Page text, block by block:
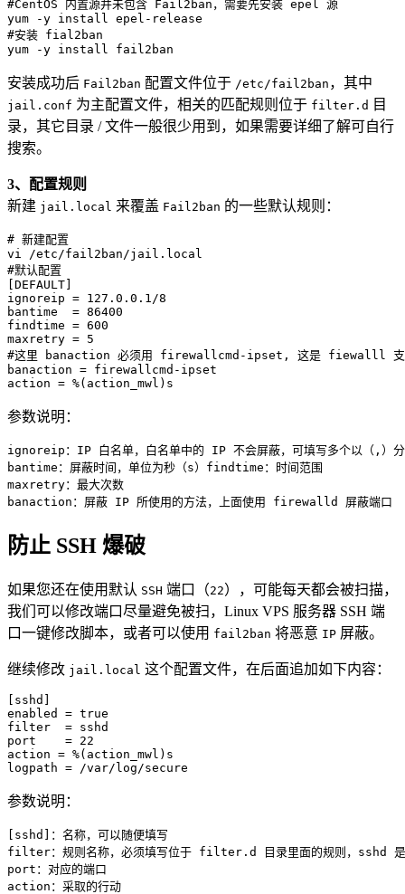
#CentOS 内置源并未包含 Fail2ban，需要先安装 epel 源
yum -y install epel-release
#安装 fial2ban
yum -y install fail2ban
安装成功后 Fail2ban 配置文件位于 /etc/fail2ban ，其中
jail.conf 为主配置文件，相关的匹配规则位于 filter.d 目
录，其它目录 / 文件一般很少用到，如果需要详细了解可自行
搜索。
3、配置规则
新建 jail.local 来覆盖 Fail2ban 的一些默认规则：
# 新建配置
vi /etc/fail2ban/jail.local
#默认配置
[DEFAULT]
ignoreip = 127.0.0.1/8
bantime  = 86400
findtime = 600
maxretry = 5
#这里 banaction 必须用 firewallcmd-ipset, 这是 fiewalll 支持
banaction = firewallcmd-ipset
action = %(action_mwl)s
参数说明：
ignoreip：IP 白名单，白名单中的 IP 不会屏蔽，可填写多个以（,）
bantime：屏蔽时间，单位为秒（s）findtime：时间范围
maxretry：最大次数
banaction：屏蔽 IP 所使用的方法，上面使用 firewalld 屏蔽端口
防止 SSH 爆破
如果您还在使用默认 SSH 端口（22），可能每天都会被扫描，
我们可以修改端口尽量避免被扫，Linux VPS 服务器 SSH 端
口一键修改脚本，或者可以使用 fail2ban 将恶意 IP 屏蔽。
继续修改 jail.local 这个配置文件，在后面追加如下内容：
[sshd]
enabled = true
filter  = sshd
port    = 22
action = %(action_mwl)s
logpath = /var/log/secure
参数说明：
[sshd]：名称，可以随便填写
filter：规则名称，必须填写位于 filter.d 目录里面的规则，sshd
port：对应的端口
action：采取的行动